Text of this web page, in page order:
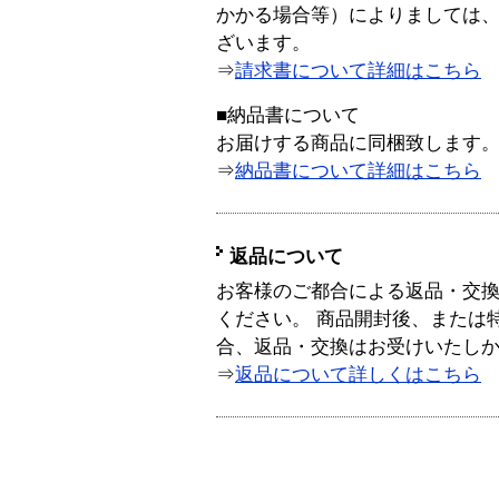
かかる場合等）によりましては
ざいます。
⇒請求書について詳細はこちら
■納品書について
お届けする商品に同梱致します。
⇒納品書について詳細はこちら
返品について
お客様のご都合による返品・交
ください。 商品開封後、または
合、返品・交換はお受けいたし
⇒返品について詳しくはこちら